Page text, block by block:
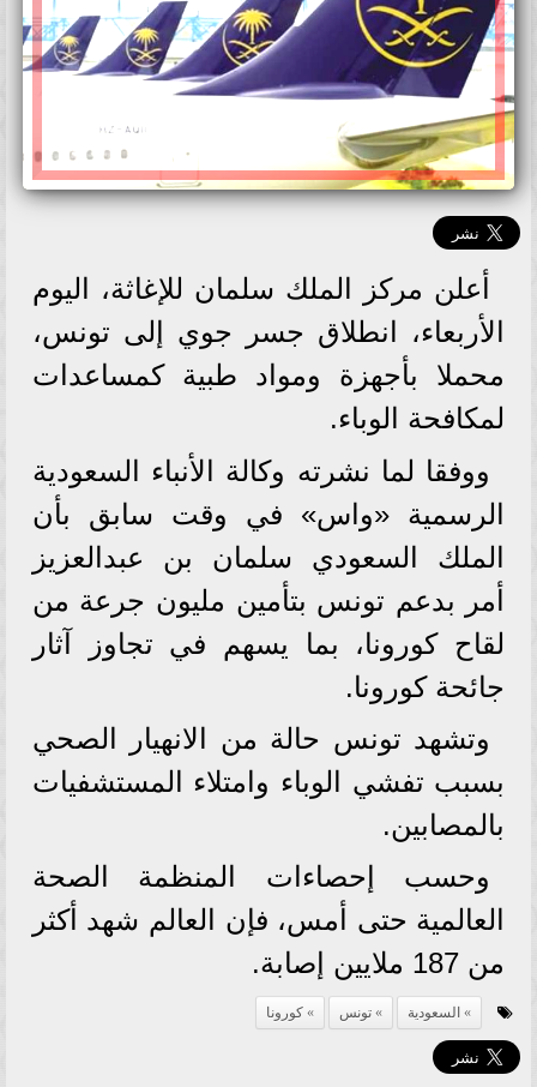
أعلن مركز الملك سلمان للإغاثة، اليوم
الأربعاء، انطلاق جسر جوي إلى تونس،
محملا بأجهزة ومواد طبية كمساعدات
لمكافحة الوباء.
ووفقا لما نشرته وكالة الأنباء السعودية
الرسمية «واس» في وقت سابق بأن
الملك السعودي سلمان بن عبدالعزيز
أمر بدعم تونس بتأمين مليون جرعة من
لقاح كورونا، بما يسهم في تجاوز آثار
جائحة كورونا.
وتشهد تونس حالة من الانهيار الصحي
بسبب تفشي الوباء وامتلاء المستشفيات
بالمصابين.
وحسب إحصاءات المنظمة الصحة
العالمية حتى أمس، فإن العالم شهد أكثر
من 187 ملايين إصابة.
السعودية تونس كورونا